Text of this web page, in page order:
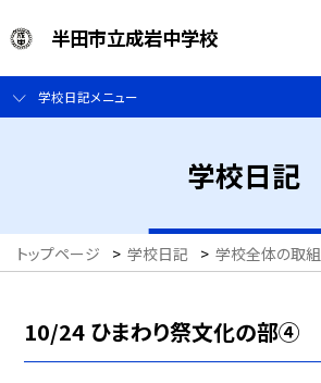
半田市立成岩中学校
学校日記メニュー
学校日記
トップページ > 学校日記 > 学校全体の取組
10/24 ひまわり祭文化の部④